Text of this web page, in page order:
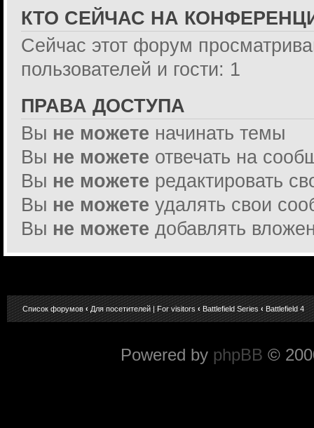
КТО СЕЙЧАС НА
Сейчас этот форум
пользователей и гости: 1
ПРАВА ДОСТУПА
Вы не можете начинать темы
Вы не можете отвечать на
Вы не можете редактировать
Вы не можете удалять свои
Вы не можете добавлять
Список форумов ‹ Для посетителей | For visitors ‹ Battlefield Series ‹ Battlefield 4
Powered by phpBB ©